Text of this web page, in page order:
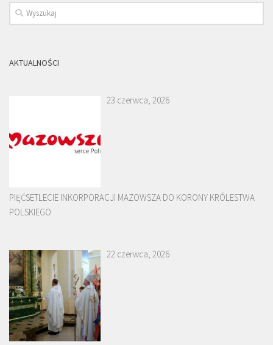
AKTUALNOŚCI
23 czerwca, 2026
PIĘĆSETLECIE INKORPORACJI MAZOWSZA DO KORONY KRÓLESTWA
POLSKIEGO
22 czerwca, 2026